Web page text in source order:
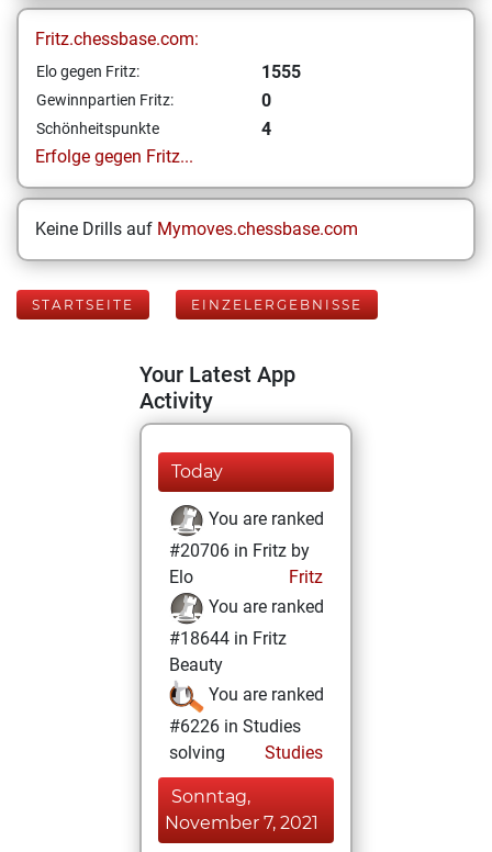
Fritz.chessbase.com:
Elo gegen Fritz: 1555
Gewinnpartien Fritz: 0
Schönheitspunkte
4
Erfolge gegen Fritz...
Keine Drills auf Mymoves.chessbase.com
STARTSEITE EINZELERGEBNISSE
Your Latest App
Activity
Today
You are ranked
#20706 in Fritz by
Elo
Fritz
You are ranked
#18644 in Fritz
Beauty
You are ranked
#6226 in Studies
solving
Studies
Sonntag,
November 7, 2021